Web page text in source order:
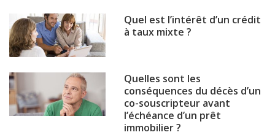
Quel est l’intérêt d’un crédit
à taux mixte ?
Quelles sont les
conséquences du décès d’un
co-souscripteur avant
l’échéance d’un prêt
immobilier ?